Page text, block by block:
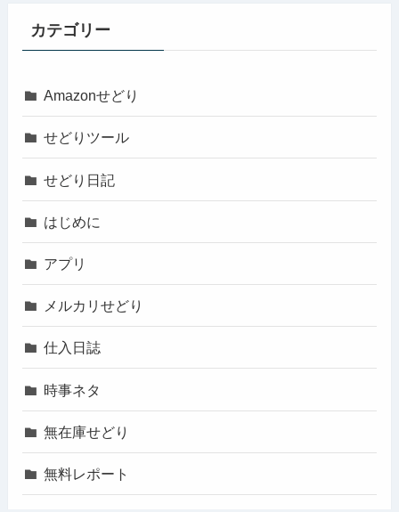
カテゴリー
Amazonせどり
せどりツール
せどり日記
はじめに
アプリ
メルカリせどり
仕入日誌
時事ネタ
無在庫せどり
無料レポート